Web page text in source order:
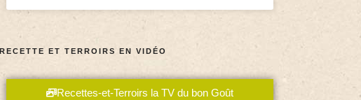
RECETTE ET TERROIRS EN VIDÉO
Recettes-et-Terroirs la TV du bon Goût